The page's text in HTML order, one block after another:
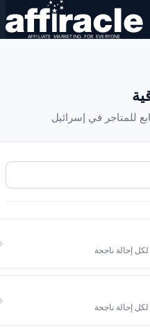
في إسرائيل